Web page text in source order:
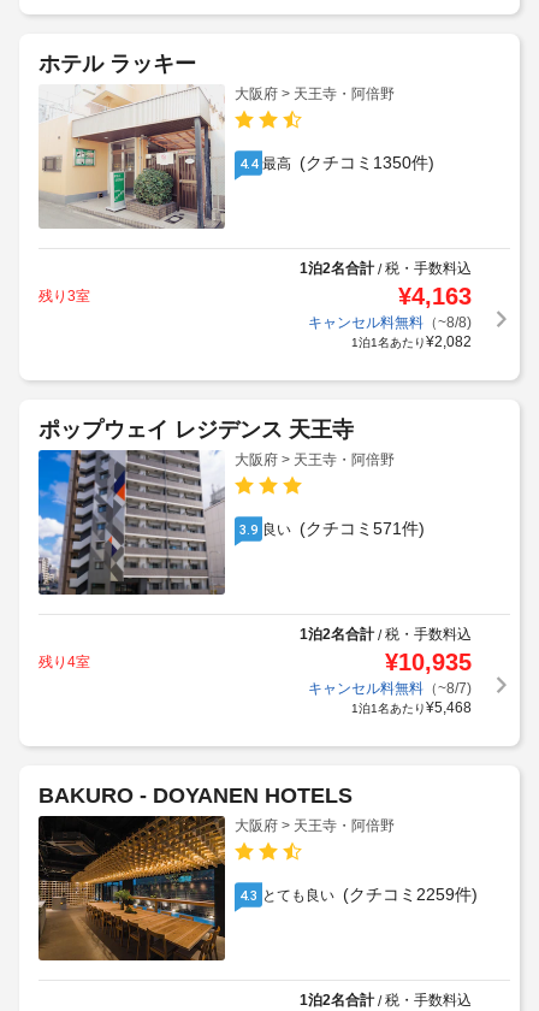
ホテル ラッキー
大阪府 > 天王寺・阿倍野
4.4 最高 (クチコミ1350件)
1泊2名合計/税・手数料込
残り3室
¥4,163
キャンセル料無料（~8/8)
1泊1名あたり¥2,082
ポップウェイ レジデンス 天王寺
大阪府 > 天王寺・阿倍野
3.9 良い (クチコミ571件)
1泊2名合計/税・手数料込
残り4室
¥10,935
キャンセル料無料（~8/7)
1泊1名あたり¥5,468
BAKURO - DOYANEN HOTELS
大阪府 > 天王寺・阿倍野
4.3 とても良い (クチコミ2259件)
1泊2名合計/税・手数料込